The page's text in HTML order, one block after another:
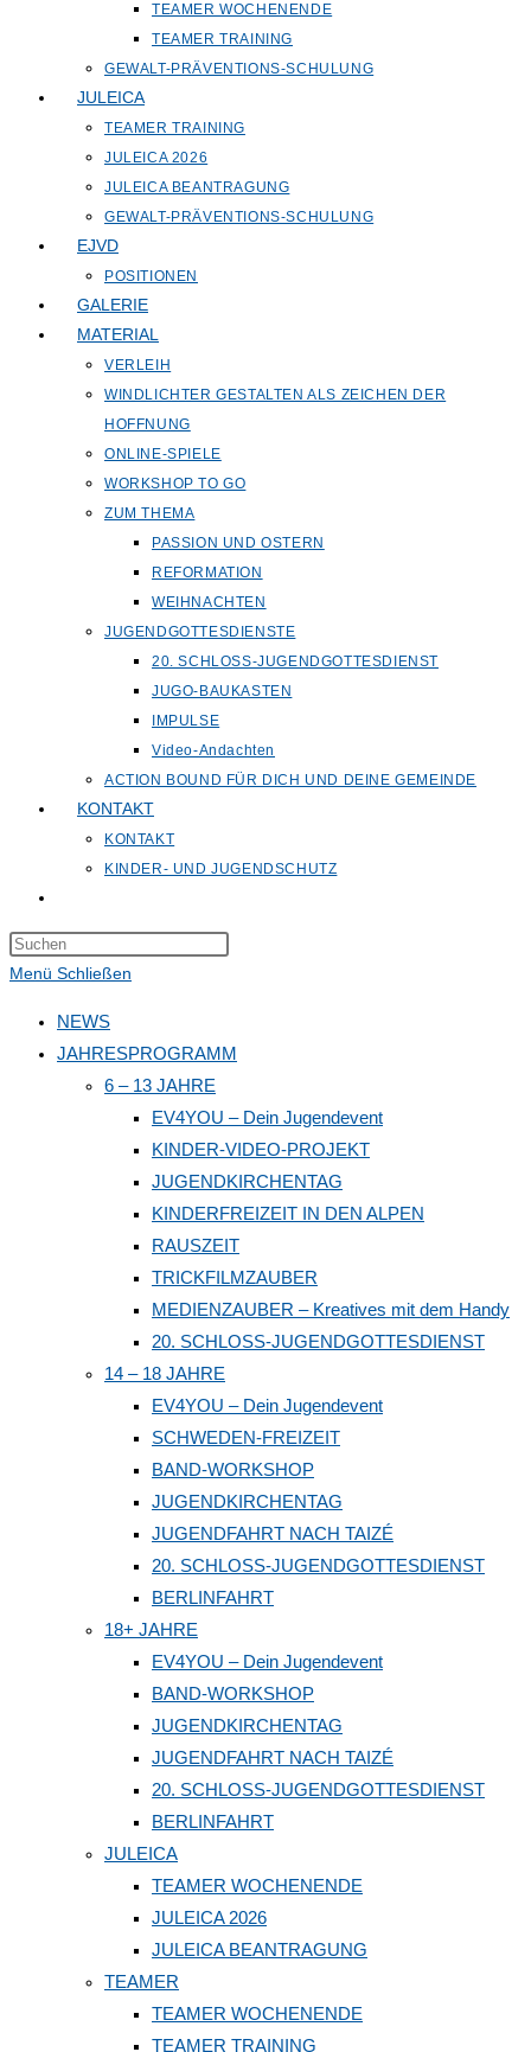
TEAMER WOCHENENDE
TEAMER TRAINING
GEWALT-PRÄVENTIONS-SCHULUNG
JULEICA
TEAMER TRAINING
JULEICA 2026
JULEICA BEANTRAGUNG
GEWALT-PRÄVENTIONS-SCHULUNG
EJVD
POSITIONEN
GALERIE
MATERIAL
VERLEIH
WINDLICHTER GESTALTEN ALS ZEICHEN DER
HOFFNUNG
ONLINE-SPIELE
WORKSHOP TO GO
ZUM THEMA
PASSION UND OSTERN
REFORMATION
WEIHNACHTEN
JUGENDGOTTESDIENSTE
20. SCHLOSS-JUGENDGOTTESDIENST
JUGO-BAUKASTEN
IMPULSE
Video-Andachten
ACTION BOUND FÜR DICH UND DEINE GEMEINDE
KONTAKT
KONTAKT
KINDER- UND JUGENDSCHUTZ
umschalten
the
panel.
Menü Schließen
NEWS
JAHRESPROGRAMM
6 – 13 JAHRE
EV4YOU – Dein Jugendevent
KINDER-VIDEO-PROJEKT
JUGENDKIRCHENTAG
KINDERFREIZEIT IN DEN ALPEN
RAUSZEIT
TRICKFILMZAUBER
MEDIENZAUBER – Kreatives mit dem Handy
20. SCHLOSS-JUGENDGOTTESDIENST
14 – 18 JAHRE
EV4YOU – Dein Jugendevent
SCHWEDEN-FREIZEIT
BAND-WORKSHOP
JUGENDKIRCHENTAG
JUGENDFAHRT NACH TAIZÉ
20. SCHLOSS-JUGENDGOTTESDIENST
BERLINFAHRT
18+ JAHRE
EV4YOU – Dein Jugendevent
BAND-WORKSHOP
JUGENDKIRCHENTAG
JUGENDFAHRT NACH TAIZÉ
20. SCHLOSS-JUGENDGOTTESDIENST
BERLINFAHRT
JULEICA
TEAMER WOCHENENDE
JULEICA 2026
JULEICA BEANTRAGUNG
TEAMER
TEAMER WOCHENENDE
TEAMER TRAINING